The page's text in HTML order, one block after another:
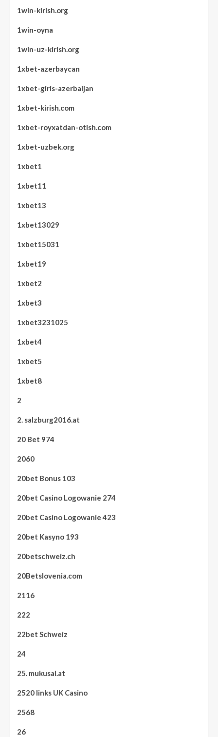
1win-kirish.org
1win-oyna
1win-uz-kirish.org
1xbet-azerbaycan
1xbet-giris-azerbaijan
1xbet-kirish.com
1xbet-royxatdan-otish.com
1xbet-uzbek.org
1xbet1
1xbet11
1xbet13
1xbet13029
1xbet15031
1xbet19
1xbet2
1xbet3
1xbet3231025
1xbet4
1xbet5
1xbet8
2
2. salzburg2016.at
20 Bet 974
2060
20bet Bonus 103
20bet Casino Logowanie 274
20bet Casino Logowanie 423
20bet Kasyno 193
20betschweiz.ch
20Betslovenia.com
2116
222
22bet Schweiz
24
25. mukusal.at
2520 links UK Casino
2568
26